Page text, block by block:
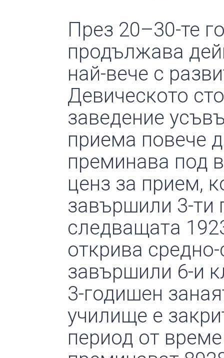
През 20–30-те
продължава
най-вече с
Девическото
заведение
приема повече
преминава под
ценз за прием,
завършили 3-ти
следващата
открива
завършили 6-и
3-годишен
училище е
период от